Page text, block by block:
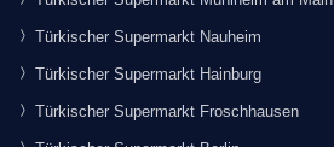
Türkischer Supermarkt Nauheim
Türkischer Supermarkt Hainburg
Türkischer Supermarkt Froschhausen